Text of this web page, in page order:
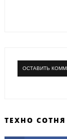
ОСТАВИТЬ
ТЕХНО